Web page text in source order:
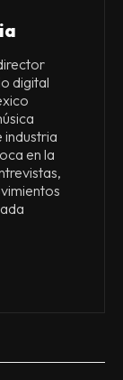
digital
industria
en la